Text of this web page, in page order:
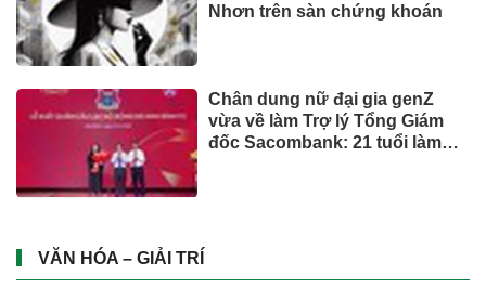
Nhơn trên sàn chứng khoán
Chân dung nữ đại gia genZ
vừa về làm Trợ lý Tổng Giám
đốc Sacombank: 21 tuổi làm
VĂN HÓA – GIẢI TRÍ